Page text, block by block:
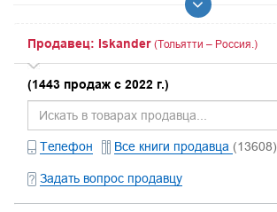
Продавец: Iskander (Тольятти – Россия.)
(1443 продаж с 2022 г.)
Телефон Все книги продавца (13608)
Задать вопрос продавцу